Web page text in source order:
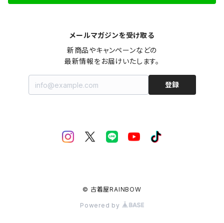
メールマガジンを受け取る
新商品やキャンペーンなどの
最新情報をお届けいたします。
登録
© 古着屋RAINBOW
Powered by